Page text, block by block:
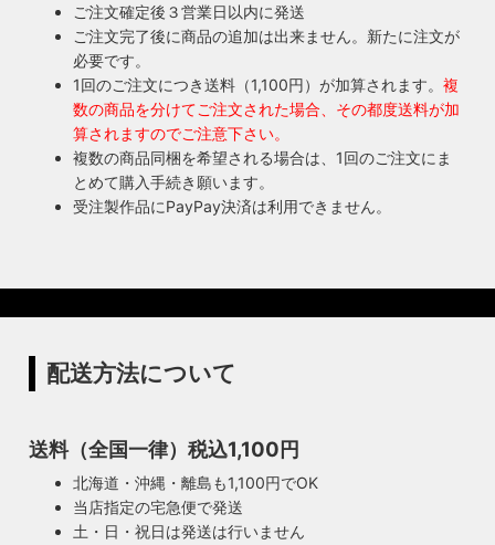
ご注文確定後３営業日以内に発送
ご注文完了後に商品の追加は出来ません。新たに注文が
必要です。
1回のご注文につき送料（1,100円）が加算されます。 複
数の商品を分けてご注文された場合、その都度送料が加
算されますのでご注意下さい。
複数の商品同梱を希望される場合は、1回のご注文にま
とめて購入手続き願います。
受注製作品にPayPay決済は利用できません。
配送方法について
送料（全国一律）税込1,100円
北海道・沖縄・離島も1,100円でOK
当店指定の宅急便で発送
土・日・祝日は発送は行いません